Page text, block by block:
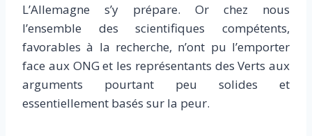
L’Allemagne s’y prépare. Or chez nous
l’ensemble des scientifiques compétents,
favorables à la recherche, n’ont pu l’emporter
face aux ONG et les représentants des Verts aux
arguments pourtant peu solides et
essentiellement basés sur la peur.